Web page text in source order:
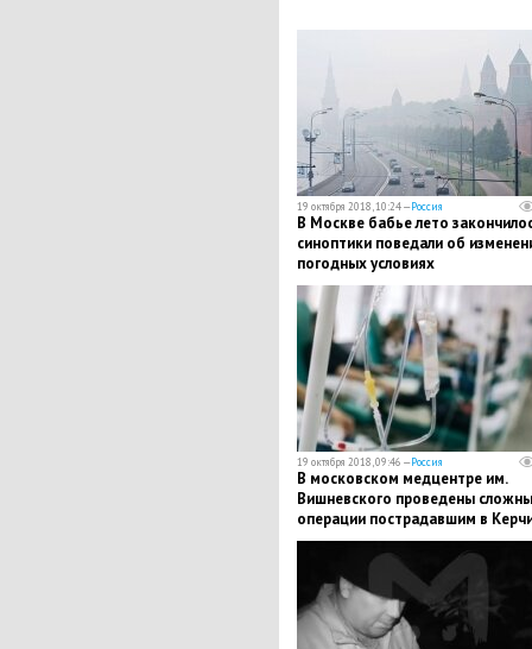
19 октября 2018, 10:24 —Россия
В Москве бабье лето
синоптики поведали об
погодных условиях
19 октября 2018, 09:46 —Россия
​В московском медцентре им.
Вишневского проведены
операции пострадавшим в